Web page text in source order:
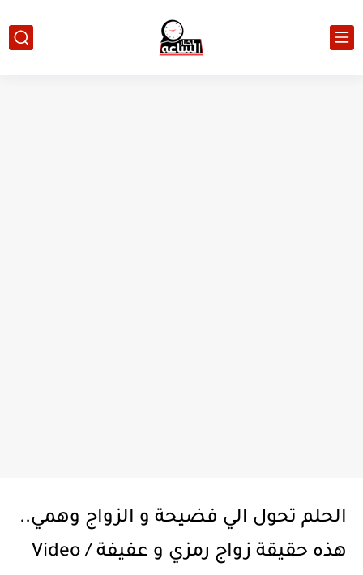
الحلم تحول الي فضيحة و الزواج وهمي..
هذه حقيقة زواج رمزي و عفيفة / Video